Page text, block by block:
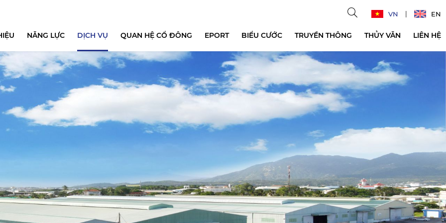
VN EN
NĂNG LỰC DỊCH VỤ QUAN HỆ CỔ ĐÔNG EPORT BIỂU CƯỚC TRUYỀN THÔNG THỦY VĂN LIÊN HỆ